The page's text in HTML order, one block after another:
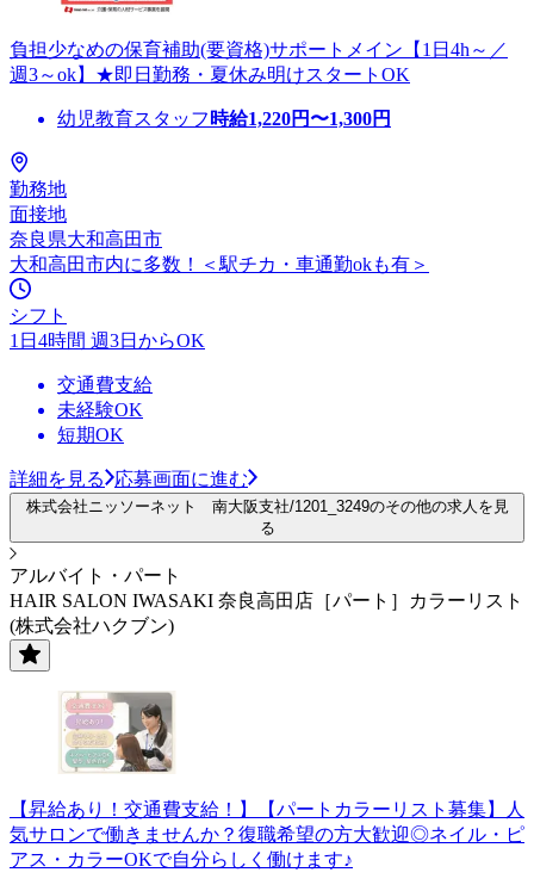
負担少なめの保育補助(要資格)サポートメイン【1日4h～／
週3～ok】★即日勤務・夏休み明けスタートOK
幼児教育スタッフ 時給1,220円〜1,300円
勤務地
面接地
奈良県大和高田市
大和高田市内に多数！＜駅チカ・車通勤okも有＞
シフト
1日4時間 週3日からOK
交通費支給
未経験OK
短期OK
詳細を見る 応募画面に進む
株式会社ニッソーネット 南大阪支社/1201_3249のその他の求人を見
る
アルバイト・パート
HAIR SALON IWASAKI 奈良高田店［パート］カラーリスト
(株式会社ハクブン)
【昇給あり！交通費支給！】【パートカラーリスト募集】人
気サロンで働きませんか？復職希望の方大歓迎◎ネイル・ピ
アス・カラーOKで自分らしく働けます♪